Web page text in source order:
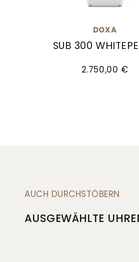
DOXA
SUB 300
2.750,00 €
AUCH DURCHSTÖBERN
AUSGEWÄHLTE